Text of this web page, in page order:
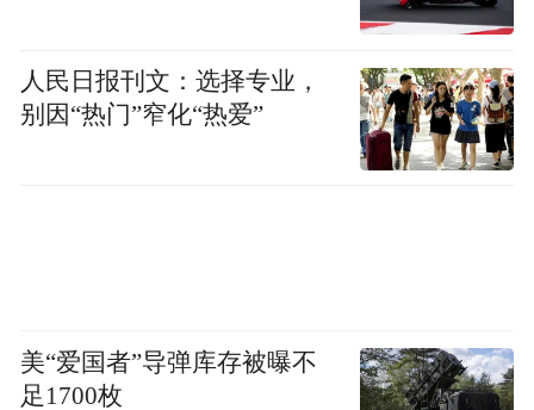
人民日报刊文：选择专业，
别因“热门”窄化“热爱”
美“爱国者”导弹库存被曝不
足1700枚